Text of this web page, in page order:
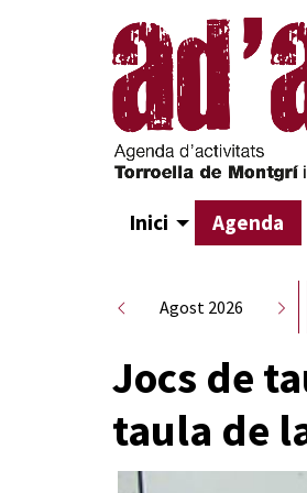
Inici Agenda
Agost 2026
Jocs de
taula de